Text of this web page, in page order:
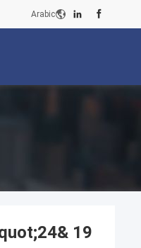
Arabic
19 &quot;24 ميناء رف جبل التصحيح لوحة Cat6 110-إدك أوتب دون رادع لكابلينغ